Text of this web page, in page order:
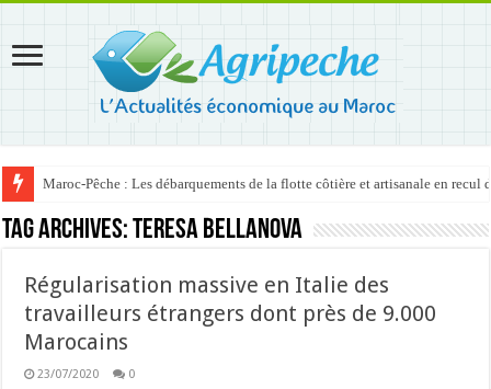
Maroc-Pêche : Les débarquements de la flotte côtière et artisanale en recul
Tag Archives:Teresa Bellanova
Régularisation massive en Italie des
travailleurs étrangers dont près de 9.000
Marocains
23/07/2020 0